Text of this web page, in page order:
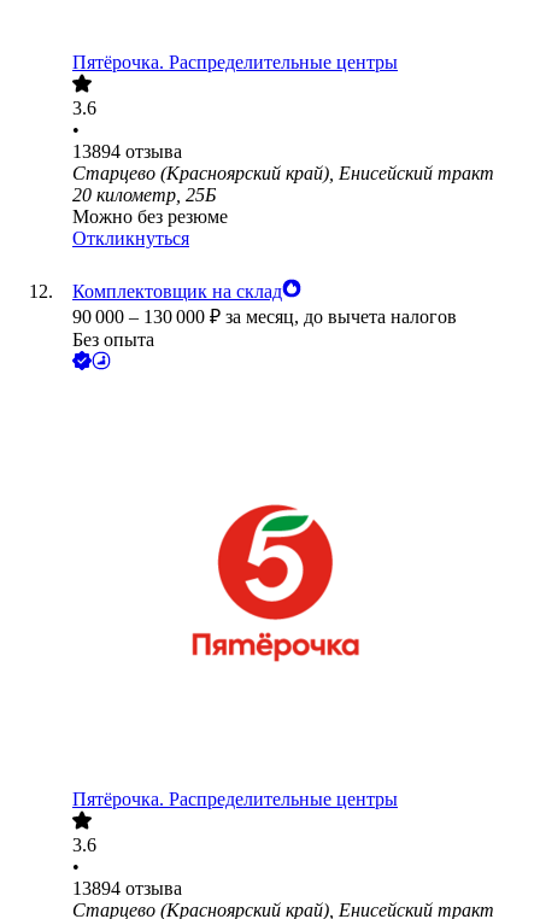
Пятёрочка. Распределительные центры
3.6
•
13894 отзыва
Старцево (Красноярский край), Енисейский тракт
20 километр, 25Б
Можно без резюме
Откликнуться
Комплектовщик на склад
90 000 – 130 000 ₽ за месяц, до вычета налогов
Без опыта
Пятёрочка. Распределительные центры
3.6
•
13894 отзыва
Старцево (Красноярский край), Енисейский тракт